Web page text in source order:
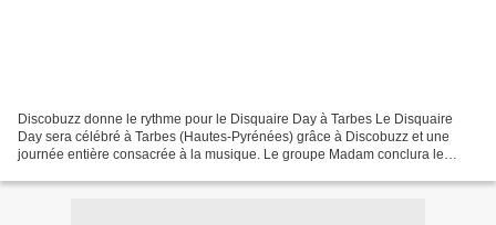
Discobuzz donne le rythme pour le Disquaire Day à Tarbes Le Disquaire
Day sera célébré à Tarbes (Hautes-Pyrénées) grâce à Discobuzz et une
journée entière consacrée à la musique. Le groupe Madam conclura le